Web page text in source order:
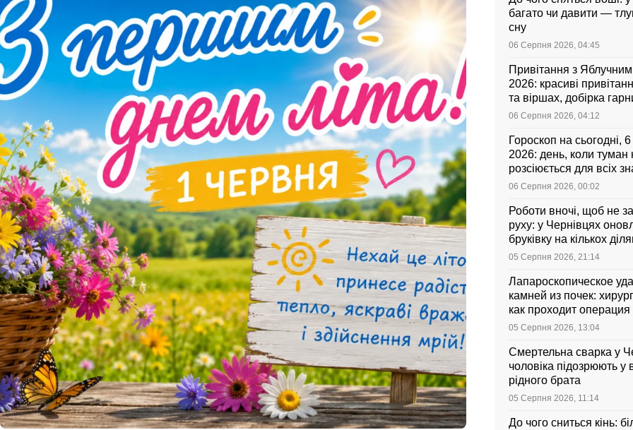
багато чи давити —
сну
06 Серпня 2026, 04:45
Привітання з
2026: красиві
та віршах, добірка
листівок українською
06 Серпня 2026, 04:12
Гороскоп на сьогодні,
2026: день, коли туман
розсіюється для всіх
06 Серпня 2026, 00:02
Роботи вночі, щоб не
руху: у Чернівцях
бруківку на кількох
05 Серпня 2026, 21:14
Лапароскопическое
камней из почек:
как проходит операция
она стоит
05 Серпня 2026, 13:04
Смертельна сварка у
чоловіка підозрюють у
рідного брата
05 Серпня 2026, 11:14
До чого сниться кінь: